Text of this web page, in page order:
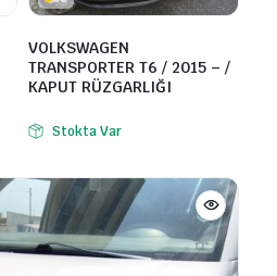
VOLKSWAGEN
TRANSPORTER T6 / 2015 – /
KAPUT RÜZGARLIĞI
Stokta Var